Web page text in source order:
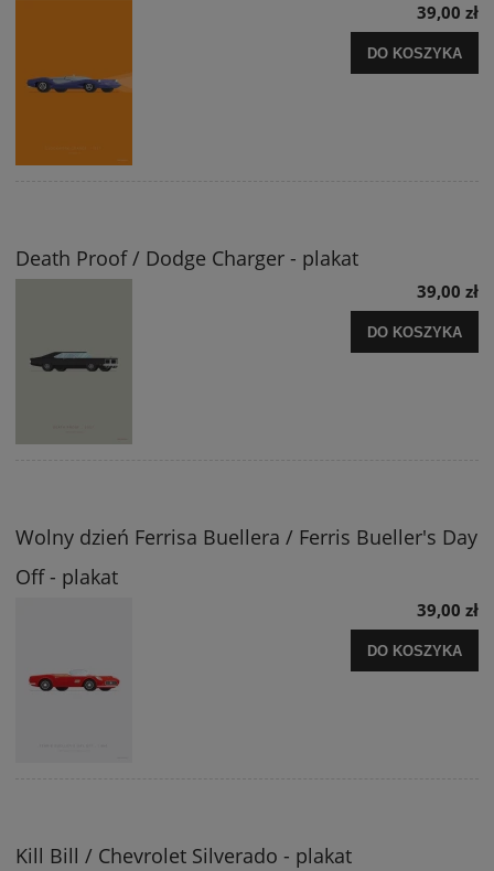
39,00 zł
DO KOSZYKA
Death Proof / Dodge Charger - plakat
39,00 zł
DO KOSZYKA
Wolny dzień Ferrisa Buellera / Ferris Bueller's Day
Off - plakat
39,00 zł
DO KOSZYKA
Kill Bill / Chevrolet Silverado - plakat